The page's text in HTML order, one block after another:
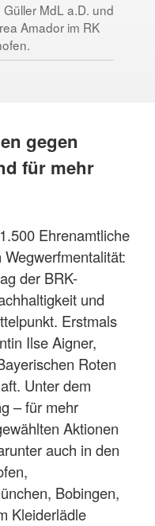
MdL a.D. und
Amador im RK
gegen
für mehr
Ehrenamtliche
der BRK-
und
Erstmals
Ilse Aigner,
Roten
Unter dem
– für mehr
Aktionen
auch in den
Bobingen,
Kleiderlädle